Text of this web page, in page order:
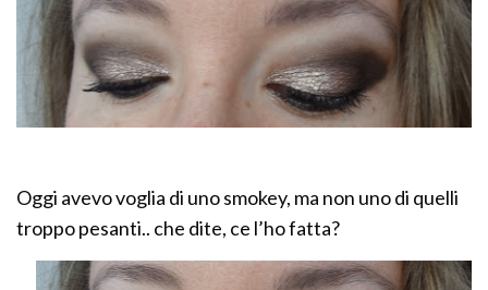
Oggi avevo voglia di uno smokey, ma non uno di quelli
troppo pesanti.. che dite, ce l’ho fatta?